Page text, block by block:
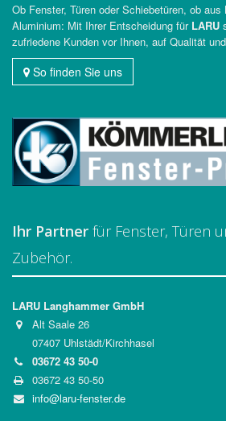
Ob Fenster, Türen oder Schiebetüren, ob
Aluminium: Mit Ihrer Entscheidung für LARU
zufriedene Kunden vor Ihnen, auf Qualität
So finden Sie uns
Ihr Partner für Fenster, Türen
Zubehör.
LARU Langhammer GmbH
Alt Saale 26
07407 Uhlstädt/Kirchhasel
03672 43 50-0
03672 43 50-50
info@laru-fenster.de